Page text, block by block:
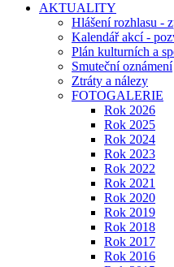
AKTUALITY
Hlášení rozhlasu -
Kalendář akcí -
Plán kulturních a
Smuteční oznámení
Ztráty a nálezy
FOTOGALERIE
Rok 2026
Rok 2025
Rok 2024
Rok 2023
Rok 2022
Rok 2021
Rok 2020
Rok 2019
Rok 2018
Rok 2017
Rok 2016